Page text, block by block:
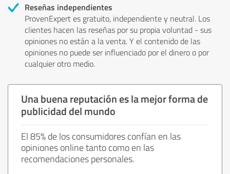
Reseñas independientes
ProvenExpert es gratuito, independiente y neutral. Los
clientes hacen las reseñas por su propia voluntad - sus
opiniones no están a la venta. Y el contenido de las
opiniones no puede ser influenciado por el dinero o por
cualquier otro medio.
Una buena reputación es la mejor forma de
publicidad del mundo
El 85% de los consumidores confían en las
opiniones online tanto como en las
recomendaciones personales.